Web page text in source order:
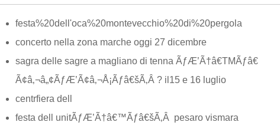
festa%20dell'oca%20montevecchio%20di%20pergola
concerto nella zona marche oggi 27 dicembre
sagra delle sagre a magliano di tenna ÃƒÆ’Ã†â€TMÃƒâ€
Ã¢â‚¬â„¢ÃƒÆ’Ã¢â‚¬Å¡Ãƒâ€šÃ‚Â ? il15 e 16 luglio
centrfiera dell
festa dell unitÃƒÆ’Ã†â€™Ãƒâ€šÃ‚Â pesaro vismara